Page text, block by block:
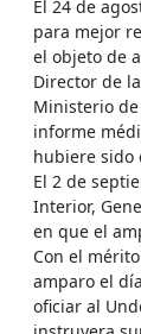
El 24 de
para mejor
el objeto de
Director de
Ministerio
informe
hubiere sido
El 2 de
Interior,
en que el
Con el
amparo el
oficiar al